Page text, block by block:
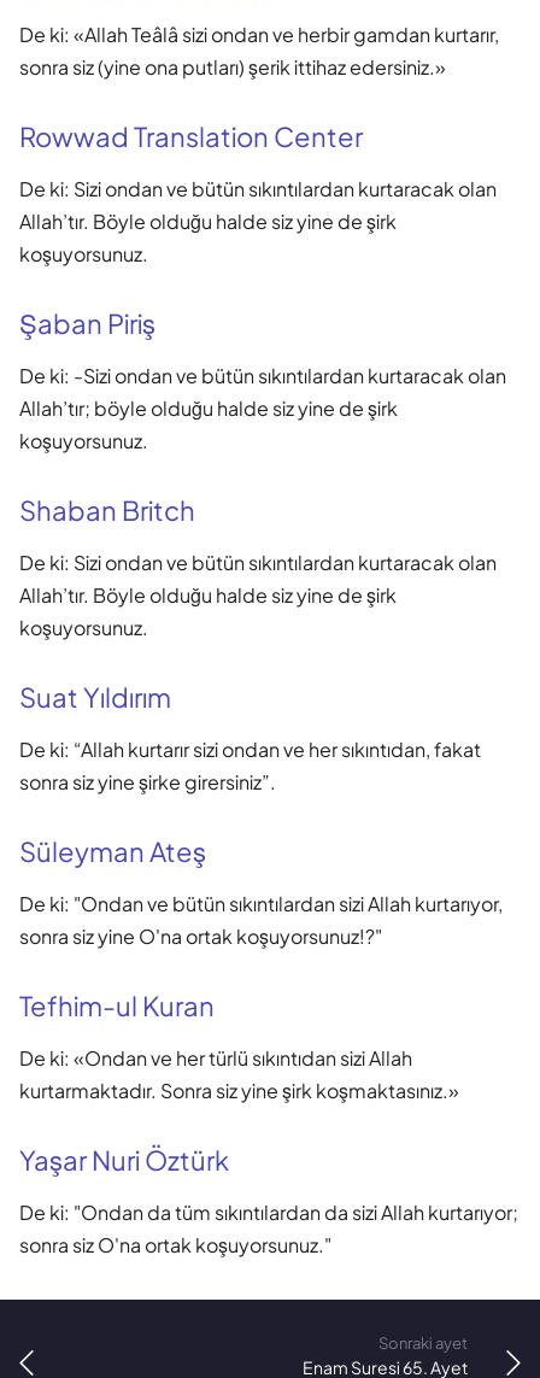
De ki: «Allah Teâlâ sizi ondan ve herbir gamdan kurtarır,
sonra siz (yine ona putları) şerik ittihaz edersiniz.»
Rowwad Translation Center
De ki: Sizi ondan ve bütün sıkıntılardan kurtaracak olan
Allah’tır. Böyle olduğu halde siz yine de şirk
koşuyorsunuz.
Şaban Piriş
De ki: -Sizi ondan ve bütün sıkıntılardan kurtaracak olan
Allah’tır; böyle olduğu halde siz yine de şirk
koşuyorsunuz.
Shaban Britch
De ki: Sizi ondan ve bütün sıkıntılardan kurtaracak olan
Allah’tır. Böyle olduğu halde siz yine de şirk
koşuyorsunuz.
Suat Yıldırım
De ki: “Allah kurtarır sizi ondan ve her sıkıntıdan, fakat
sonra siz yine şirke girersiniz”.
Süleyman Ateş
De ki: "Ondan ve bütün sıkıntılardan sizi Allah kurtarıyor,
sonra siz yine O'na ortak koşuyorsunuz!?"
Tefhim-ul Kuran
De ki: «Ondan ve her türlü sıkıntıdan sizi Allah
kurtarmaktadır. Sonra siz yine şirk koşmaktasınız.»
Yaşar Nuri Öztürk
De ki: "Ondan da tüm sıkıntılardan da sizi Allah kurtarıyor;
sonra siz O'na ortak koşuyorsunuz."
Sonraki ayet
Enam Suresi 65. Ayet